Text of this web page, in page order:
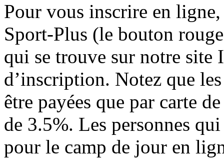
Pour vous inscrire en
Sport-Plus (le bouton
qui se trouve sur notre site
d’inscription. Notez que
être payées que par carte
de 3.5%. Les personnes
pour le camp de jour en